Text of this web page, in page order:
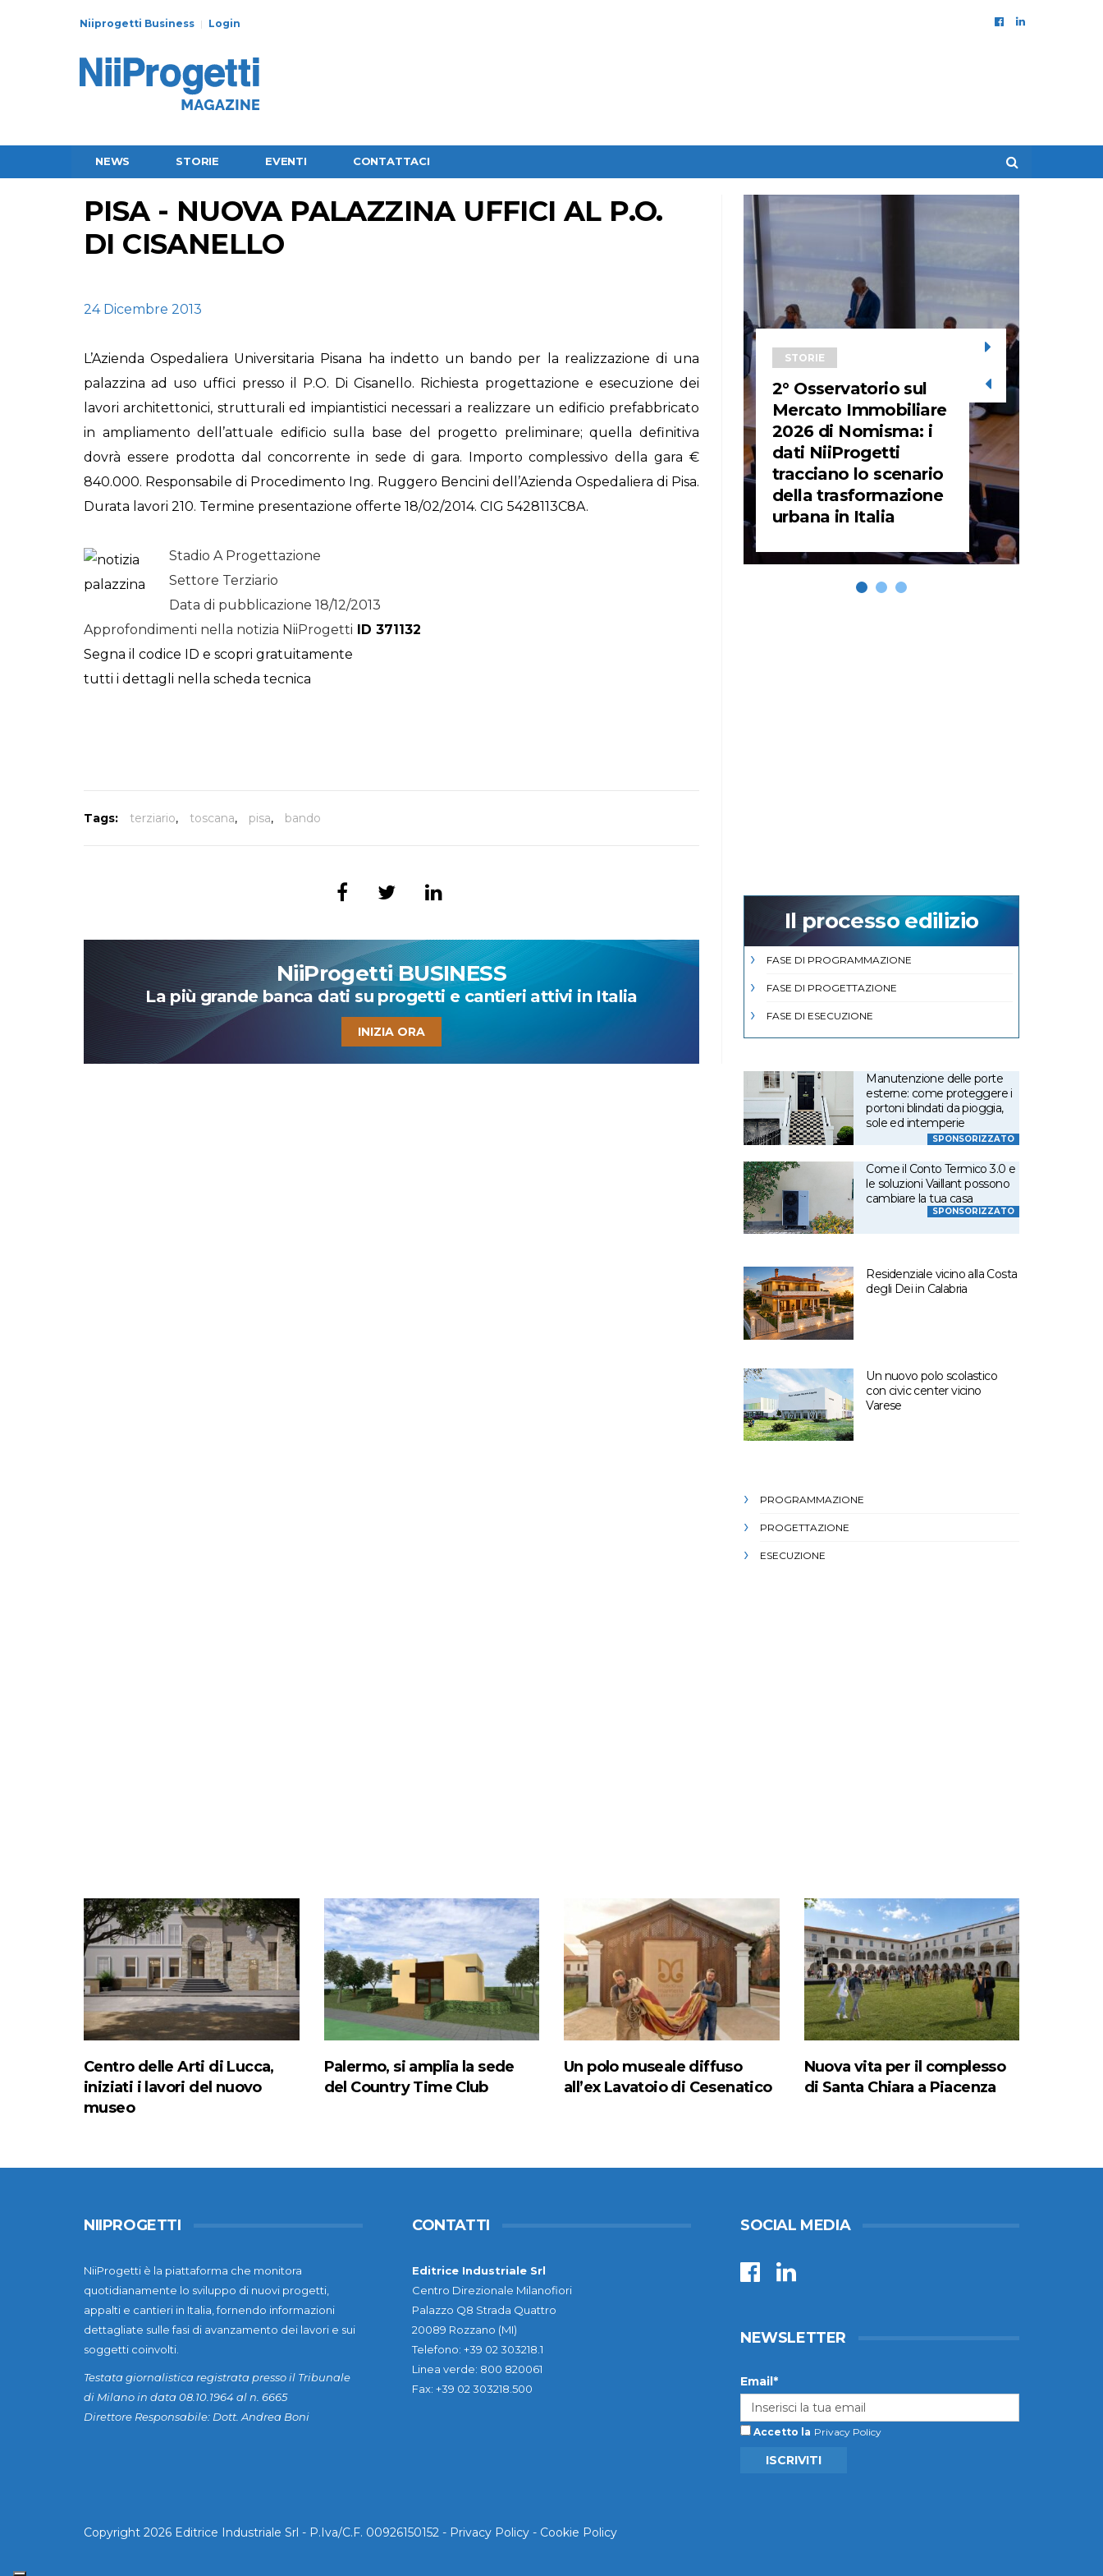
Niiprogetti Business Login
NEWS STORIE EVENTI CONTATTACI
PISA - NUOVA PALAZZINA UFFICI AL P.O.
DI CISANELLO
24 Dicembre 2013
L’Azienda Ospedaliera Universitaria Pisana ha indetto un bando per la realizzazione di una
palazzina ad uso uffici presso il P.O. Di Cisanello. Richiesta progettazione e esecuzione dei
lavori architettonici, strutturali ed impiantistici necessari a realizzare un edificio prefabbricato
in ampliamento dell’attuale edificio sulla base del progetto preliminare; quella definitiva
dovrà essere prodotta dal concorrente in sede di gara. Importo complessivo della gara €
840.000. Responsabile di Procedimento Ing. Ruggero Bencini dell’Azienda Ospedaliera di Pisa.
Durata lavori 210. Termine presentazione offerte 18/02/2014. CIG 5428113C8A.
Stadio A Progettazione
Settore Terziario
Data di pubblicazione 18/12/2013
Approfondimenti nella notizia NiiProgetti ID 371132
Segna il codice ID e scopri gratuitamente
tutti i dettagli nella scheda tecnica
Tags: terziario, toscana, pisa, bando
NiiProgetti BUSINESS
La più grande banca dati su progetti e cantieri attivi in Italia
INIZIA ORA
STORIE
URBAN
HEADQUARTERS. Il
video del terzo talk di
HEADQUARTERS
REMIX
Urban Headquarters:
il workplace che
rigenera la città nel
nuovo talk di
NiiProgetti
STORIE
2° Osservatorio sul
Mercato Immobiliare
2026 di Nomisma: i
dati NiiProgetti
tracciano lo scenario
della trasformazione
urbana in Italia
Il processo edilizio
FASE DI PROGRAMMAZIONE
FASE DI PROGETTAZIONE
FASE DI ESECUZIONE
Manutenzione delle porte
esterne: come proteggere i
portoni blindati da pioggia,
sole ed intemperie
SPONSORIZZATO
Come il Conto Termico 3.0 e
le soluzioni Vaillant possono
cambiare la tua casa
SPONSORIZZATO
Residenziale vicino alla Costa
degli Dei in Calabria
Un nuovo polo scolastico
con civic center vicino
Varese
PROGRAMMAZIONE
PROGETTAZIONE
ESECUZIONE
Centro delle Arti di Lucca,
iniziati i lavori del nuovo
museo
Palermo, si amplia la sede
del Country Time Club
Un polo museale diffuso
all’ex Lavatoio di Cesenatico
Nuova vita per il complesso
di Santa Chiara a Piacenza
NIIPROGETTI
NiiProgetti è la piattaforma che monitora
quotidianamente lo sviluppo di nuovi progetti,
appalti e cantieri in Italia, fornendo informazioni
dettagliate sulle fasi di avanzamento dei lavori e sui
soggetti coinvolti.
Testata giornalistica registrata presso il Tribunale
di Milano in data 08.10.1964 al n. 6665
Direttore Responsabile: Dott. Andrea Boni
CONTATTI
Editrice Industriale Srl
Centro Direzionale Milanofiori
Palazzo Q8 Strada Quattro
20089 Rozzano (MI)
Telefono: +39 02 303218.1
Linea verde: 800 820061
Fax: +39 02 303218.500
SOCIAL MEDIA
NEWSLETTER
Email*
Accetto la Privacy Policy
ISCRIVITI
Copyright 2026 Editrice Industriale Srl - P.Iva/C.F. 00926150152 - Privacy Policy - Cookie Policy